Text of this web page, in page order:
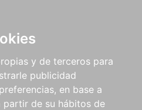
y de terceros para
publicidad
en base a
de su hábitos de